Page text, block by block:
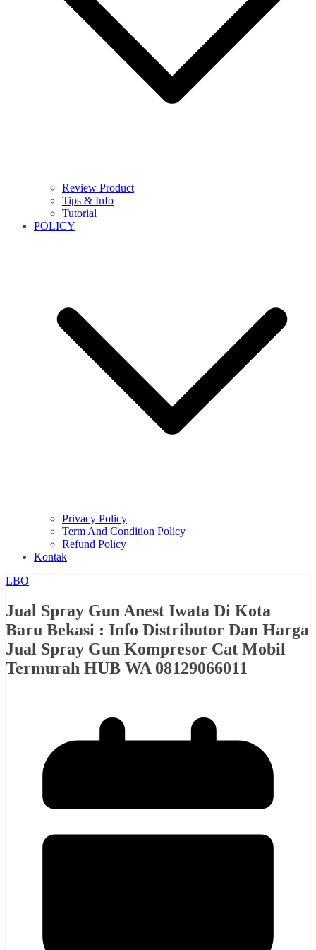
Review Product
Tips & Info
Tutorial
POLICY
Privacy Policy
Term And Condition Policy
Refund Policy
Kontak
LBO
Jual Spray Gun Anest Iwata Di Kota
Baru Bekasi : Info Distributor Dan Harga
Jual Spray Gun Kompresor Cat Mobil
Termurah HUB WA 08129066011